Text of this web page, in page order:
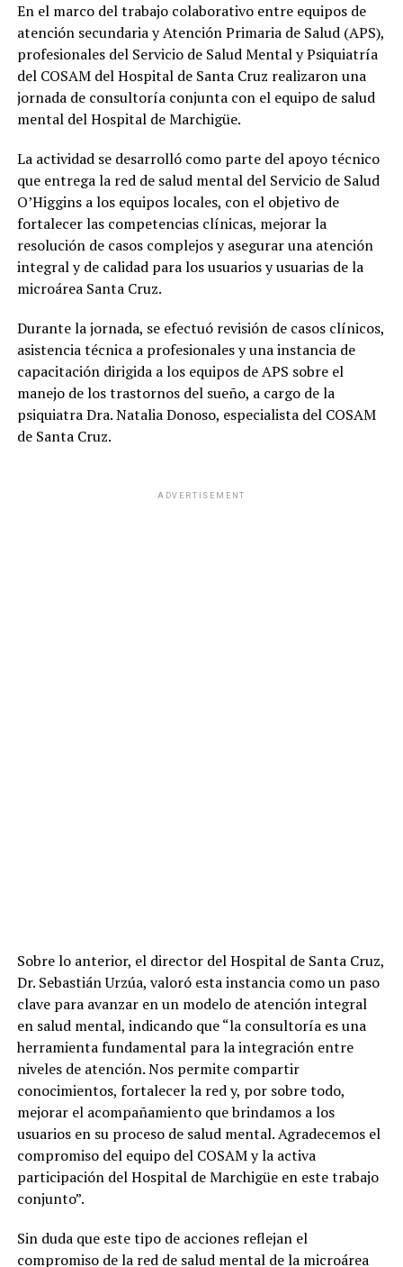
En el marco del trabajo colaborativo entre equipos de
atención secundaria y Atención Primaria de Salud (APS),
profesionales del Servicio de Salud Mental y Psiquiatría
del COSAM del Hospital de Santa Cruz realizaron una
jornada de consultoría conjunta con el equipo de salud
mental del Hospital de Marchigüe.
La actividad se desarrolló como parte del apoyo técnico
que entrega la red de salud mental del Servicio de Salud
O’Higgins a los equipos locales, con el objetivo de
fortalecer las competencias clínicas, mejorar la
resolución de casos complejos y asegurar una atención
integral y de calidad para los usuarios y usuarias de la
microárea Santa Cruz.
Durante la jornada, se efectuó revisión de casos clínicos,
asistencia técnica a profesionales y una instancia de
capacitación dirigida a los equipos de APS sobre el
manejo de los trastornos del sueño, a cargo de la
psiquiatra Dra. Natalia Donoso, especialista del COSAM
de Santa Cruz.
ADVERTISEMENT
Sobre lo anterior, el director del Hospital de Santa Cruz,
Dr. Sebastián Urzúa, valoró esta instancia como un paso
clave para avanzar en un modelo de atención integral
en salud mental, indicando que “la consultoría es una
herramienta fundamental para la integración entre
niveles de atención. Nos permite compartir
conocimientos, fortalecer la red y, por sobre todo,
mejorar el acompañamiento que brindamos a los
usuarios en su proceso de salud mental. Agradecemos el
compromiso del equipo del COSAM y la activa
participación del Hospital de Marchigüe en este trabajo
conjunto”.
Sin duda que este tipo de acciones reflejan el
compromiso de la red de salud mental de la microárea